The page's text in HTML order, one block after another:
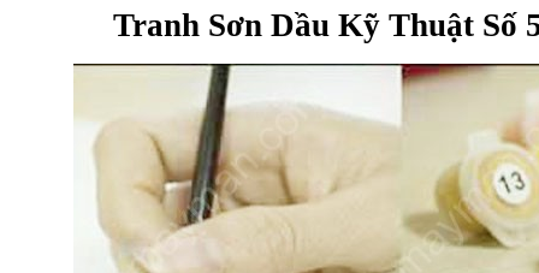
Tranh Sơn Dầu Kỹ Thuật Số